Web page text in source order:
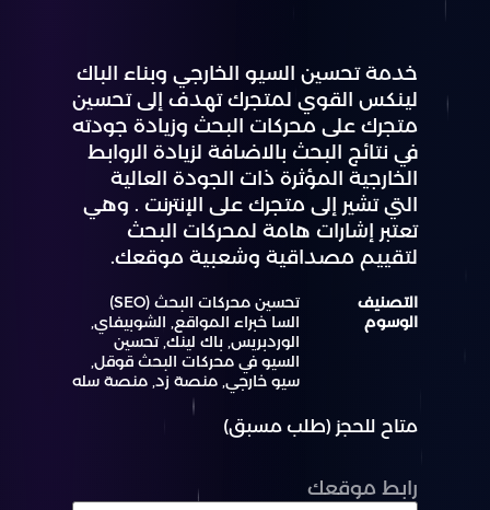
خدمة تحسين السيو الخارجي وبناء الباك
لينكس القوي لمتجرك تهدف إلى تحسين
متجرك على محركات البحث وزيادة جودته
في نتائج البحث بالاضافة لزيادة الروابط
الخارجية المؤثرة ذات الجودة العالية
التي تشير إلى متجرك على الإنترنت . وهي
تعتبر إشارات هامة لمحركات البحث
لتقييم مصداقية وشعبية موقعك.
التصنيف
تحسين محركات البحث (SEO)
الوسوم
السا خبراء المواقع, الشوبيفاي,
الوردبريس, باك لينك,تحسين
السيو في محركات البحث قوقل,
سيو خارجي, منصة زد, منصة سله
متاح للحجز (طلب مسبق)
رابط موقعك